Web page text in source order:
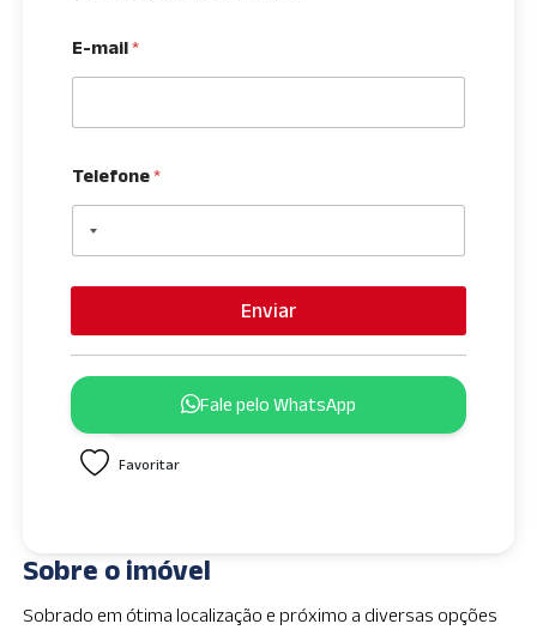
E-mail*
Telefone*
Enviar
Fale pelo WhatsApp
Favoritar
Sobre o imóvel
Sobrado em ótima localização e próximo a diversas opções